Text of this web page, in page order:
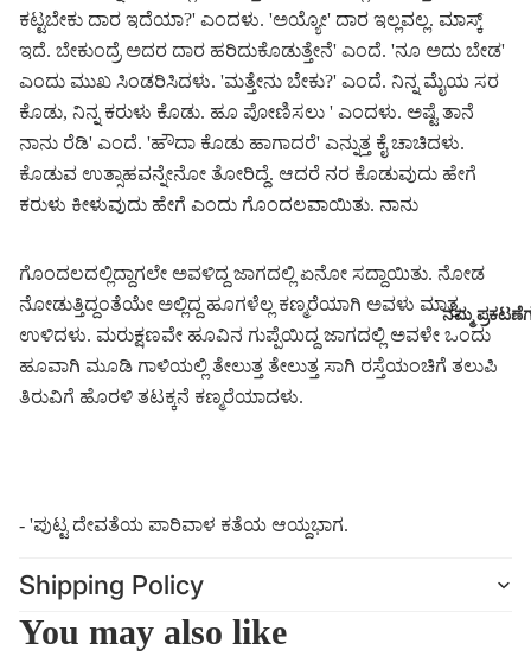
ನಮ್ಮ
ಕಟ್ಟಬೇಕು ದಾರ ಇದೆಯಾ?' ಎಂದಳು. 'ಅಯ್ಯೋ' ದಾರ ಇಲ್ಲವಲ್ಲ. ಮಾಸ್ಕ್
ಇದೆ. ಬೇಕುಂದ್ರೆ ಅದರ ದಾರ ಹರಿದುಕೊಡುತ್ತೇನೆ' ಎಂದೆ. 'ನೂ ಅದು ಬೇಡ'
ಎಂದು ಮುಖ ಸಿಂಡರಿಸಿದಳು. 'ಮತ್ತೇನು ಬೇಕು?' ಎಂದೆ. ನಿನ್ನ ಮೈಯ ಸರ
ಕೊಡು, ನಿನ್ನ ಕರುಳು ಕೊಡು. ಹೂ ಪೋಣಿಸಲು ' ಎಂದಳು. ಅಷ್ಟೆ ತಾನೆ
ನಾನು ರೆಡಿ' ಎಂದೆ. 'ಹೌದಾ ಕೊಡು ಹಾಗಾದರೆ' ಎನ್ನುತ್ತ ಕೈ ಚಾಚಿದಳು.
ಕೊಡುವ ಉತ್ಸಾಹವನ್ನೇನೋ ತೋರಿದ್ದೆ. ಆದರೆ ನರ ಕೊಡುವುದು ಹೇಗೆ
ಕರುಳು ಕೀಳುವುದು ಹೇಗೆ ಎಂದು ಗೊಂದಲವಾಯಿತು. ನಾನು
ಗೊಂದಲದಲ್ಲಿದ್ದಾಗಲೇ ಅವಳಿದ್ದ ಜಾಗದಲ್ಲಿ ಏನೋ ಸದ್ದಾಯಿತು. ನೋಡ
ನೋಡುತ್ತಿದ್ದಂತೆಯೇ ಅಲ್ಲಿದ್ದ ಹೂಗಳೆಲ್ಲ ಕಣ್ಮರೆಯಾಗಿ ಅವಳು ಮಾತ್ರ
ಉಳಿದಳು. ಮರುಕ್ಷಣವೇ ಹೂವಿನ ಗುಪ್ಪೆಯಿದ್ದ ಜಾಗದಲ್ಲಿ ಅವಳೇ ಒಂದು
ಹೂವಾಗಿ ಮೂಡಿ ಗಾಳಿಯಲ್ಲಿ ತೇಲುತ್ತ ತೇಲುತ್ತ ಸಾಗಿ ರಸ್ತೆಯಂಚಿಗೆ ತಲುಪಿ
ತಿರುವಿಗೆ ಹೊರಳಿ ತಟಕ್ಕನೆ ಕಣ್ಮರೆಯಾದಳು.
- 'ಪುಟ್ಟ ದೇವತೆಯ ಪಾರಿವಾಳ ಕತೆಯ ಆಯ್ದಭಾಗ.
Shipping Policy
You may also like